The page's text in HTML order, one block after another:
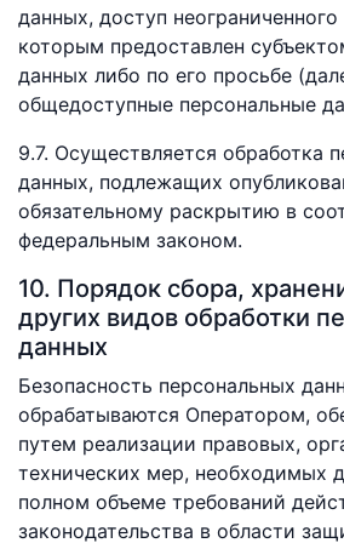
данных, доступ неограниченного
которым предоставлен
данных либо по его просьбе
общедоступные персональные
9.7. Осуществляется обработка
данных, подлежащих
обязательному раскрытию в
федеральным законом.
10. Порядок сбора,
других видов обработки
данных
Безопасность персональных
обрабатываются Оператором,
путем реализации правовых,
технических мер, необходимых
полном объеме требований
законодательства в области